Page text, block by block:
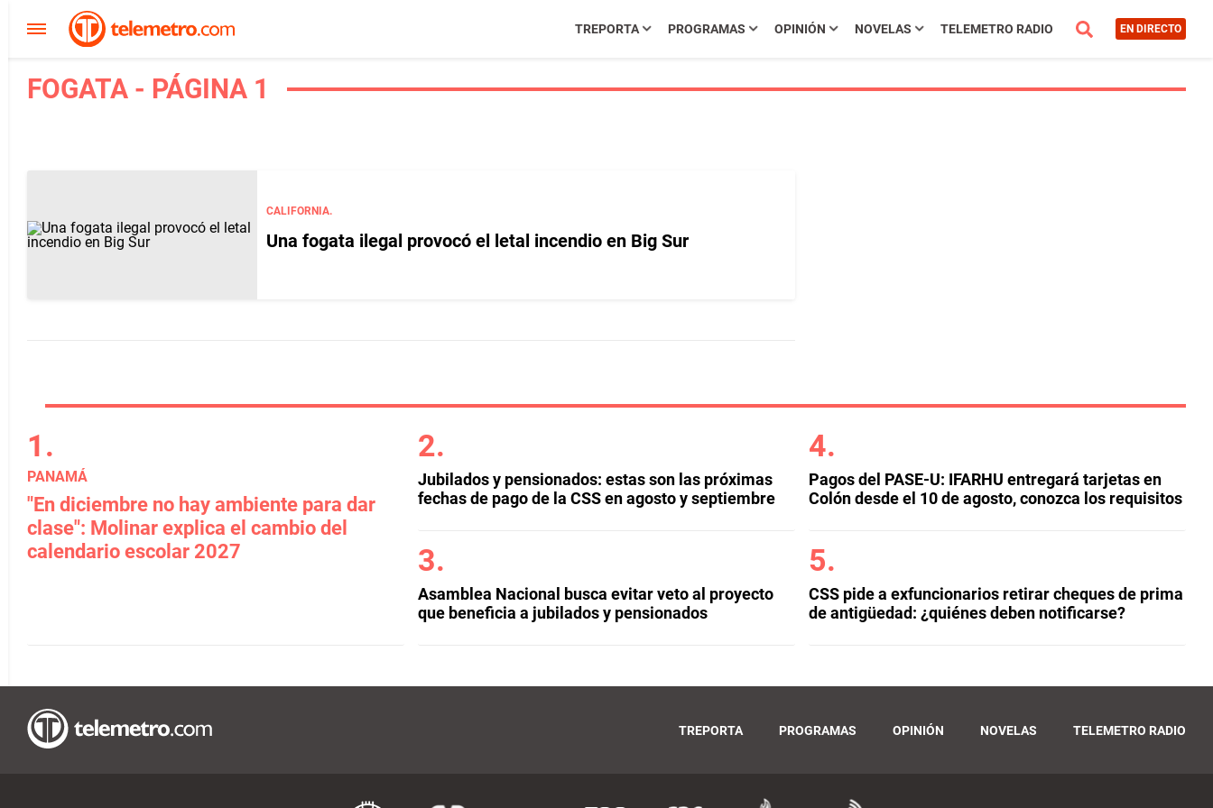
TREPORTA PROGRAMAS OPINIÓN NOVELAS TELEMETRO RADIO EN DIRECTO
FOGATA - PÁGINA 1
CALIFORNIA.
Una fogata ilegal provocó el letal incendio en Big Sur
PANAMÁ
"En diciembre no hay ambiente para dar
clase": Molinar explica el cambio del
calendario escolar 2027
Jubilados y pensionados: estas son las próximas
fechas de pago de la CSS en agosto y septiembre
Asamblea Nacional busca evitar veto al proyecto
que beneficia a jubilados y pensionados
Pagos del PASE-U: IFARHU entregará tarjetas en
Colón desde el 10 de agosto, conozca los requisitos
CSS pide a exfuncionarios retirar cheques de prima
de antigüedad: ¿quiénes deben notificarse?
TREPORTA PROGRAMAS OPINIÓN NOVELAS TELEMETRO RADIO